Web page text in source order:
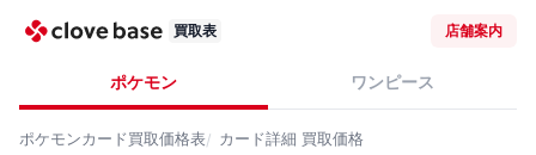
買取表 店舗案内
ポケモン ワンピース
ポケモンカード買取価格表 カード詳細 買取価格